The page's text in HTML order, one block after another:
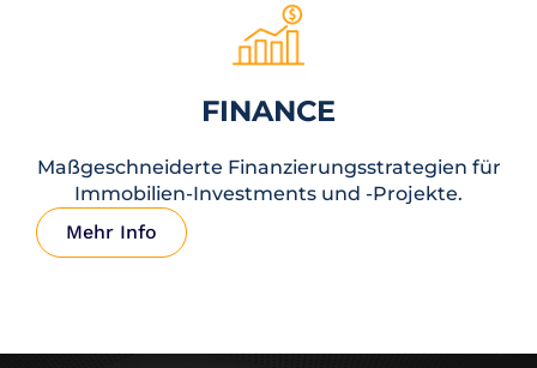
FINANCE
Maßgeschneiderte Finanzierungsstrategien für
Immobilien-Investments und -Projekte.
Mehr Info